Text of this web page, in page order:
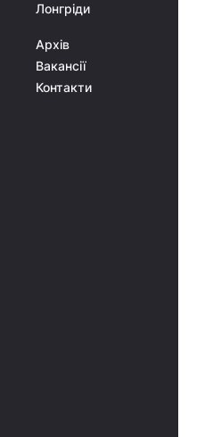
Лонгріди
Архів
Вакансії
Контакти